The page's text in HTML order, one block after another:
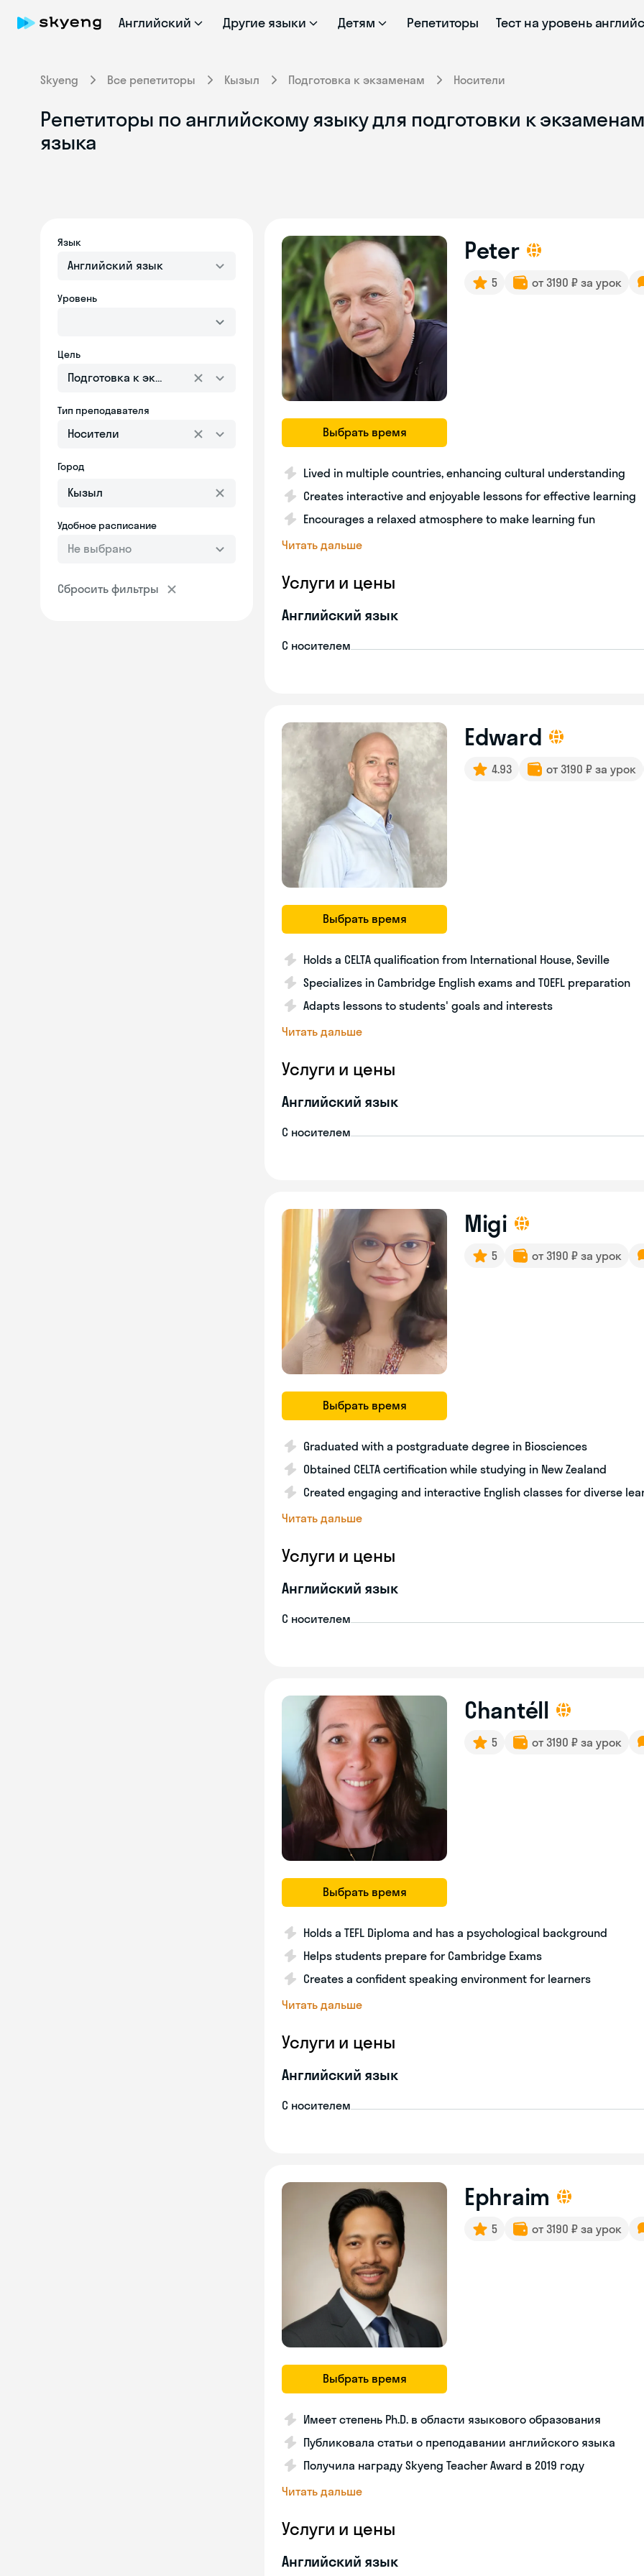
Английский Другие языки Детям Репетиторы Тест на уровень
Skyeng Все репетиторы Кызыл Подготовка к экзаменам Носители
Репетиторы по английскому языку для подготовки к
языка
Язык
Английский язык
Уровень
Цель
Подготовка к экзаменам
Тип преподавателя
Носители
Город
Удобное расписание
Не выбрано
Сбросить фильтры
Выбрать время
Peter
5 от 3190 ₽ за урок
Lived in multiple countries, enhancing cultural understanding
Creates interactive and enjoyable lessons for effective learning
Encourages a relaxed atmosphere to make learning fun
Читать дальше
Услуги и цены
Английский язык
С носителем
Выбрать время
Edward
4.93 от 3190 ₽ за урок
Holds a CELTA qualification from International House, Seville
Specializes in Cambridge English exams and TOEFL preparation
Adapts lessons to students' goals and interests
Читать дальше
Услуги и цены
Английский язык
С носителем
Выбрать время
Migi
5 от 3190 ₽ за урок
Graduated with a postgraduate degree in Biosciences
Obtained CELTA certification while studying in New Zealand
Created engaging and interactive English classes for diverse
Читать дальше
Услуги и цены
Английский язык
С носителем
Выбрать время
Chantéll
5 от 3190 ₽ за урок
Holds a TEFL Diploma and has a psychological background
Helps students prepare for Cambridge Exams
Creates a confident speaking environment for learners
Читать дальше
Услуги и цены
Английский язык
С носителем
Выбрать время
Ephraim
5 от 3190 ₽ за урок
Имеет степень Ph.D. в области языкового образования
Публиковала статьи о преподавании английского языка
Получила награду Skyeng Teacher Award в 2019 году
Читать дальше
Услуги и цены
Английский язык